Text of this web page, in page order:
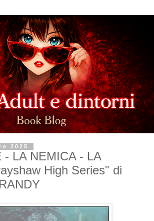
2025
- LA NEMICA - LA
High Series" di